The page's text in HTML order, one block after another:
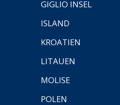
GIGLIO INSEL
ISLAND
KROATIEN
LITAUEN
MOLISE
POLEN